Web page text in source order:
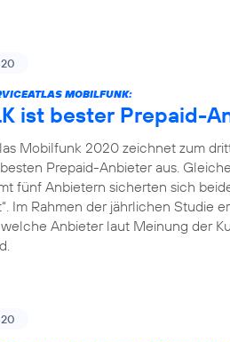
MOBILFUNK:
ist bester Prepaid-
Mobilfunk 2020 zeichnet zum
besten Prepaid-Anbieter aus.
fünf Anbietern sicherten sich
Im Rahmen der jährlichen Studie
Anbieter laut Meinung der